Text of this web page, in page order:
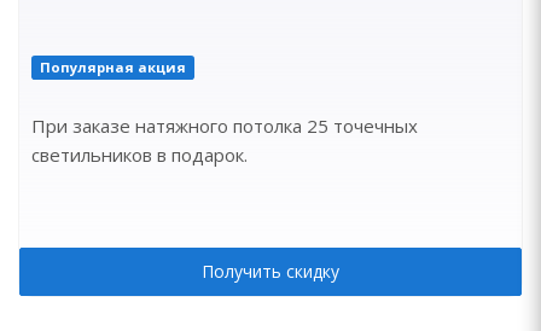
Популярная акция
При заказе натяжного потолка 25 точечных
светильников в подарок.
Получить скидку